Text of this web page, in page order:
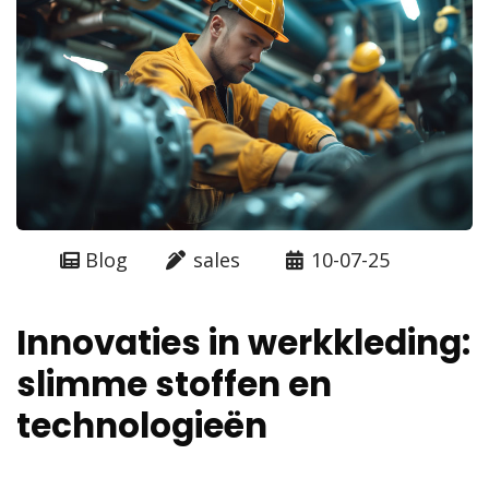
Blog sales 10-07-25
Innovaties in werkkleding:
slimme stoffen en
technologieën